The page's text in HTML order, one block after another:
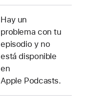
Hay un
problema con tu
episodio y no
está disponible
en
Apple Podcasts.